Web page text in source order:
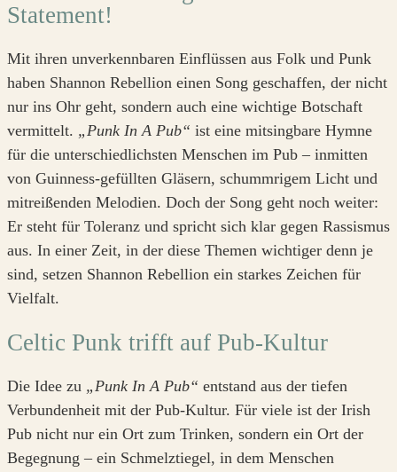
Statement!
Mit ihren unverkennbaren Einflüssen aus Folk und Punk
haben Shannon Rebellion einen Song geschaffen, der nicht
nur ins Ohr geht, sondern auch eine wichtige Botschaft
vermittelt. „Punk In A Pub“ ist eine mitsingbare Hymne
für die unterschiedlichsten Menschen im Pub – inmitten
von Guinness-gefüllten Gläsern, schummrigem Licht und
mitreißenden Melodien. Doch der Song geht noch weiter:
Er steht für Toleranz und spricht sich klar gegen Rassismus
aus. In einer Zeit, in der diese Themen wichtiger denn je
sind, setzen Shannon Rebellion ein starkes Zeichen für
Vielfalt.
Celtic Punk trifft auf Pub-Kultur
Die Idee zu „Punk In A Pub“ entstand aus der tiefen
Verbundenheit mit der Pub-Kultur. Für viele ist der Irish
Pub nicht nur ein Ort zum Trinken, sondern ein Ort der
Begegnung – ein Schmelztiegel, in dem Menschen